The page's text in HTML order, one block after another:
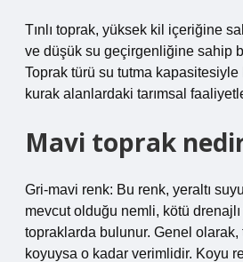
Tınlı toprak, yüksek kil içeriğine
ve düşük su geçirgenliğine sahip
Toprak türü su tutma
kurak alanlardaki tarımsal
Mavi toprak
Gri-mavi renk: Bu renk, yeraltı
mevcut olduğu nemli, kötü drenajlı
topraklarda bulunur. Genel olarak,
koyuysa o kadar verimlidir. Koyu